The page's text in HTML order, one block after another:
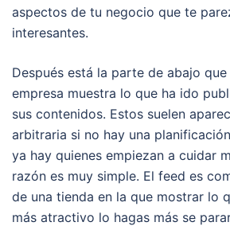
aspectos de tu negocio que te
interesantes.
Después está la parte de abajo
empresa muestra lo que ha ido
sus contenidos. Estos suelen
arbitraria si no hay una
ya hay quienes empiezan a cuidar
razón es muy simple. El feed es
de una tienda en la que mostrar lo
más atractivo lo hagas más se